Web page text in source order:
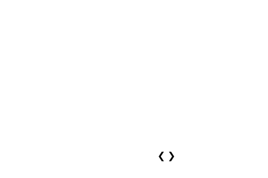
❮ ❯